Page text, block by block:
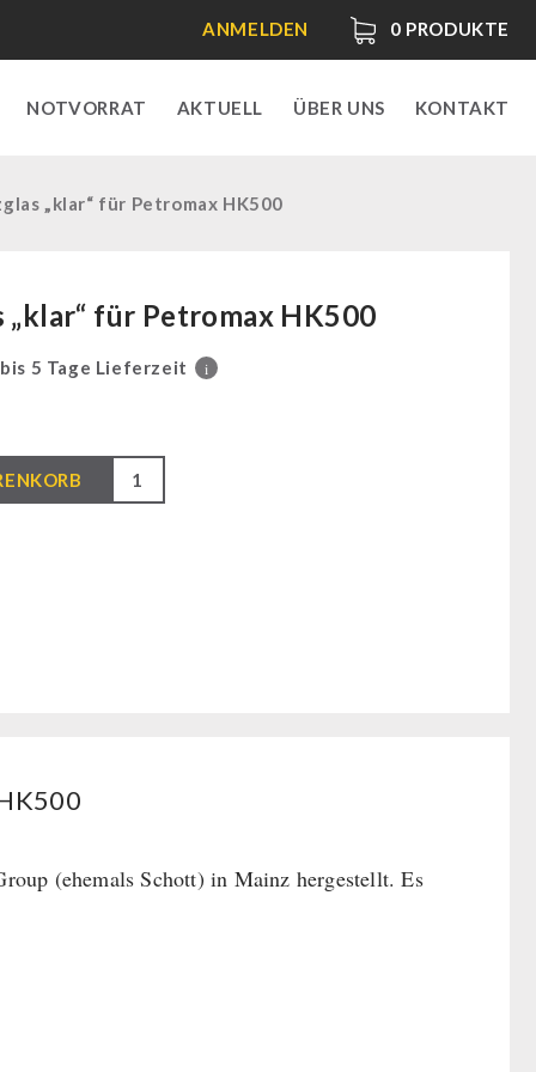
0 PRODUKTE
ANMELDEN
NOTVORRAT AKTUELL ÜBER UNS KONTAKT
„klar“ für Petromax HK500
„klar“ für Petromax HK500
bis 5 Tage Lieferzeit i
(ehemals Schott) in Mainz hergestellt. Es